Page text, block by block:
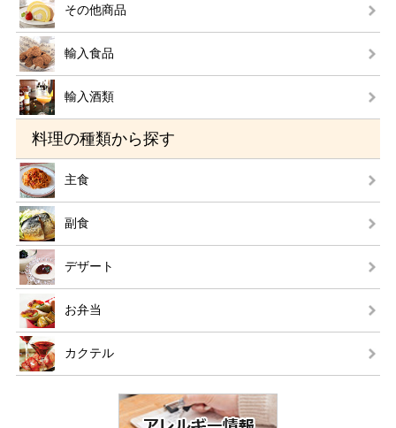
その他商品
輸入食品
輸入酒類
料理の種類から探す
主食
副食
デザート
お弁当
カクテル